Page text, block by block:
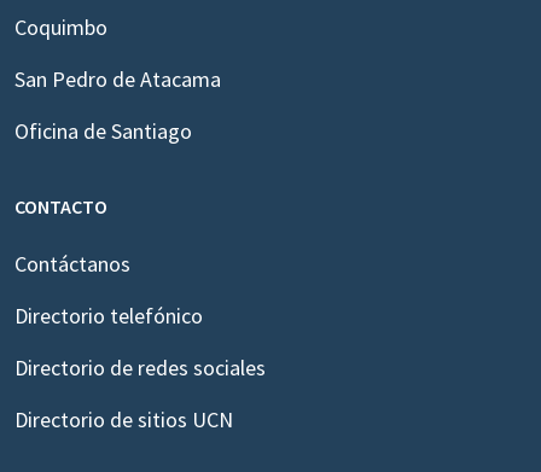
Coquimbo
San Pedro de Atacama
Oficina de Santiago
CONTACTO
Contáctanos
Directorio telefónico
Directorio de redes sociales
Directorio de sitios UCN